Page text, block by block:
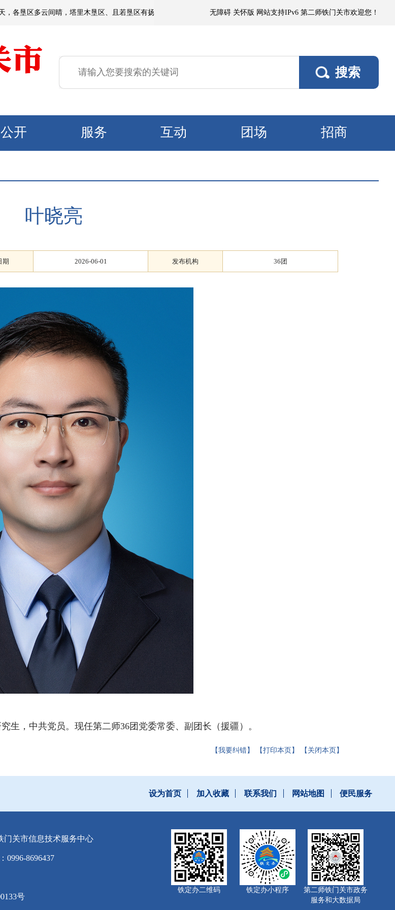
各垦区多云间晴，塔里木垦区、且若垦区有扬沙或浮尘，局部有微到小阵雨；各垦区阵风5～6级，南部垦区风口阵风7级
无障碍 关怀版 网站支持IPv6 第二师铁门关市欢迎您！
公开 服务 互动 团场 招商
叶晓亮
期 2026-06-01 发布机构 36团
生，中共党员。 现任第二师36团党委常委、副团长（援疆）。
【我要纠错】 【打印本页】 【关闭本页】
设为首页 加入收藏 联系我们 网站地图 便民服务
门关市信息技术服务中心
0996-8696437
号
铁定办二维码 铁定办小程序
第二师铁门关市政务
服务和大数据局